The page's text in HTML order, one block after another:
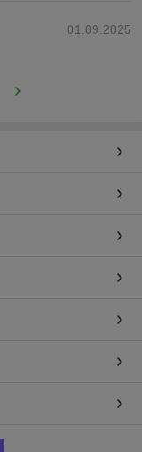
01.09.2025